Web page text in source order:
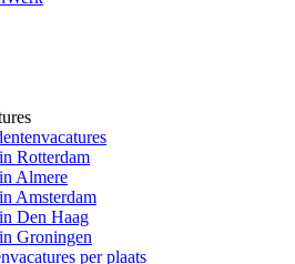
Rotterdam
Almere
Amsterdam
Den Haag
Groningen
per plaats